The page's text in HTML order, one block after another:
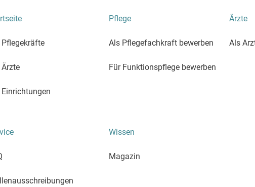
Pflegekräfte
Ärzte
Einrichtungen
Pflege
Als Pflegefachkraft bewerben
Für Funktionspflege bewerben
Ärzte
Als
Wissen
Magazin